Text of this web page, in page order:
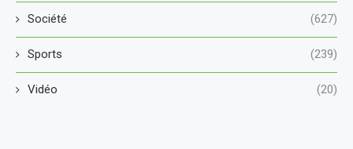
Société (627)
Sports (239)
Vidéo (20)